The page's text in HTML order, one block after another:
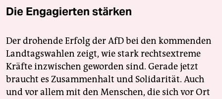
Die Engagierten stärken
Der drohende Erfolg der AfD bei den kommenden
Landtagswahlen zeigt, wie stark rechtsextreme
Kräfte inzwischen geworden sind. Gerade jetzt
braucht es Zusammenhalt und Solidarität. Auch
und vor allem mit den Menschen, die sich vor Ort